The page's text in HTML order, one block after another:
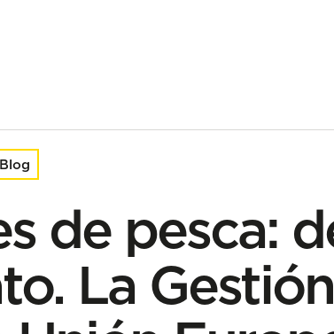
Europea
Blog
de pesca:
La Gestión